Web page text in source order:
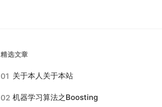
精选文章
01 关于本人关于本站
02 机器学习算法之Boosting